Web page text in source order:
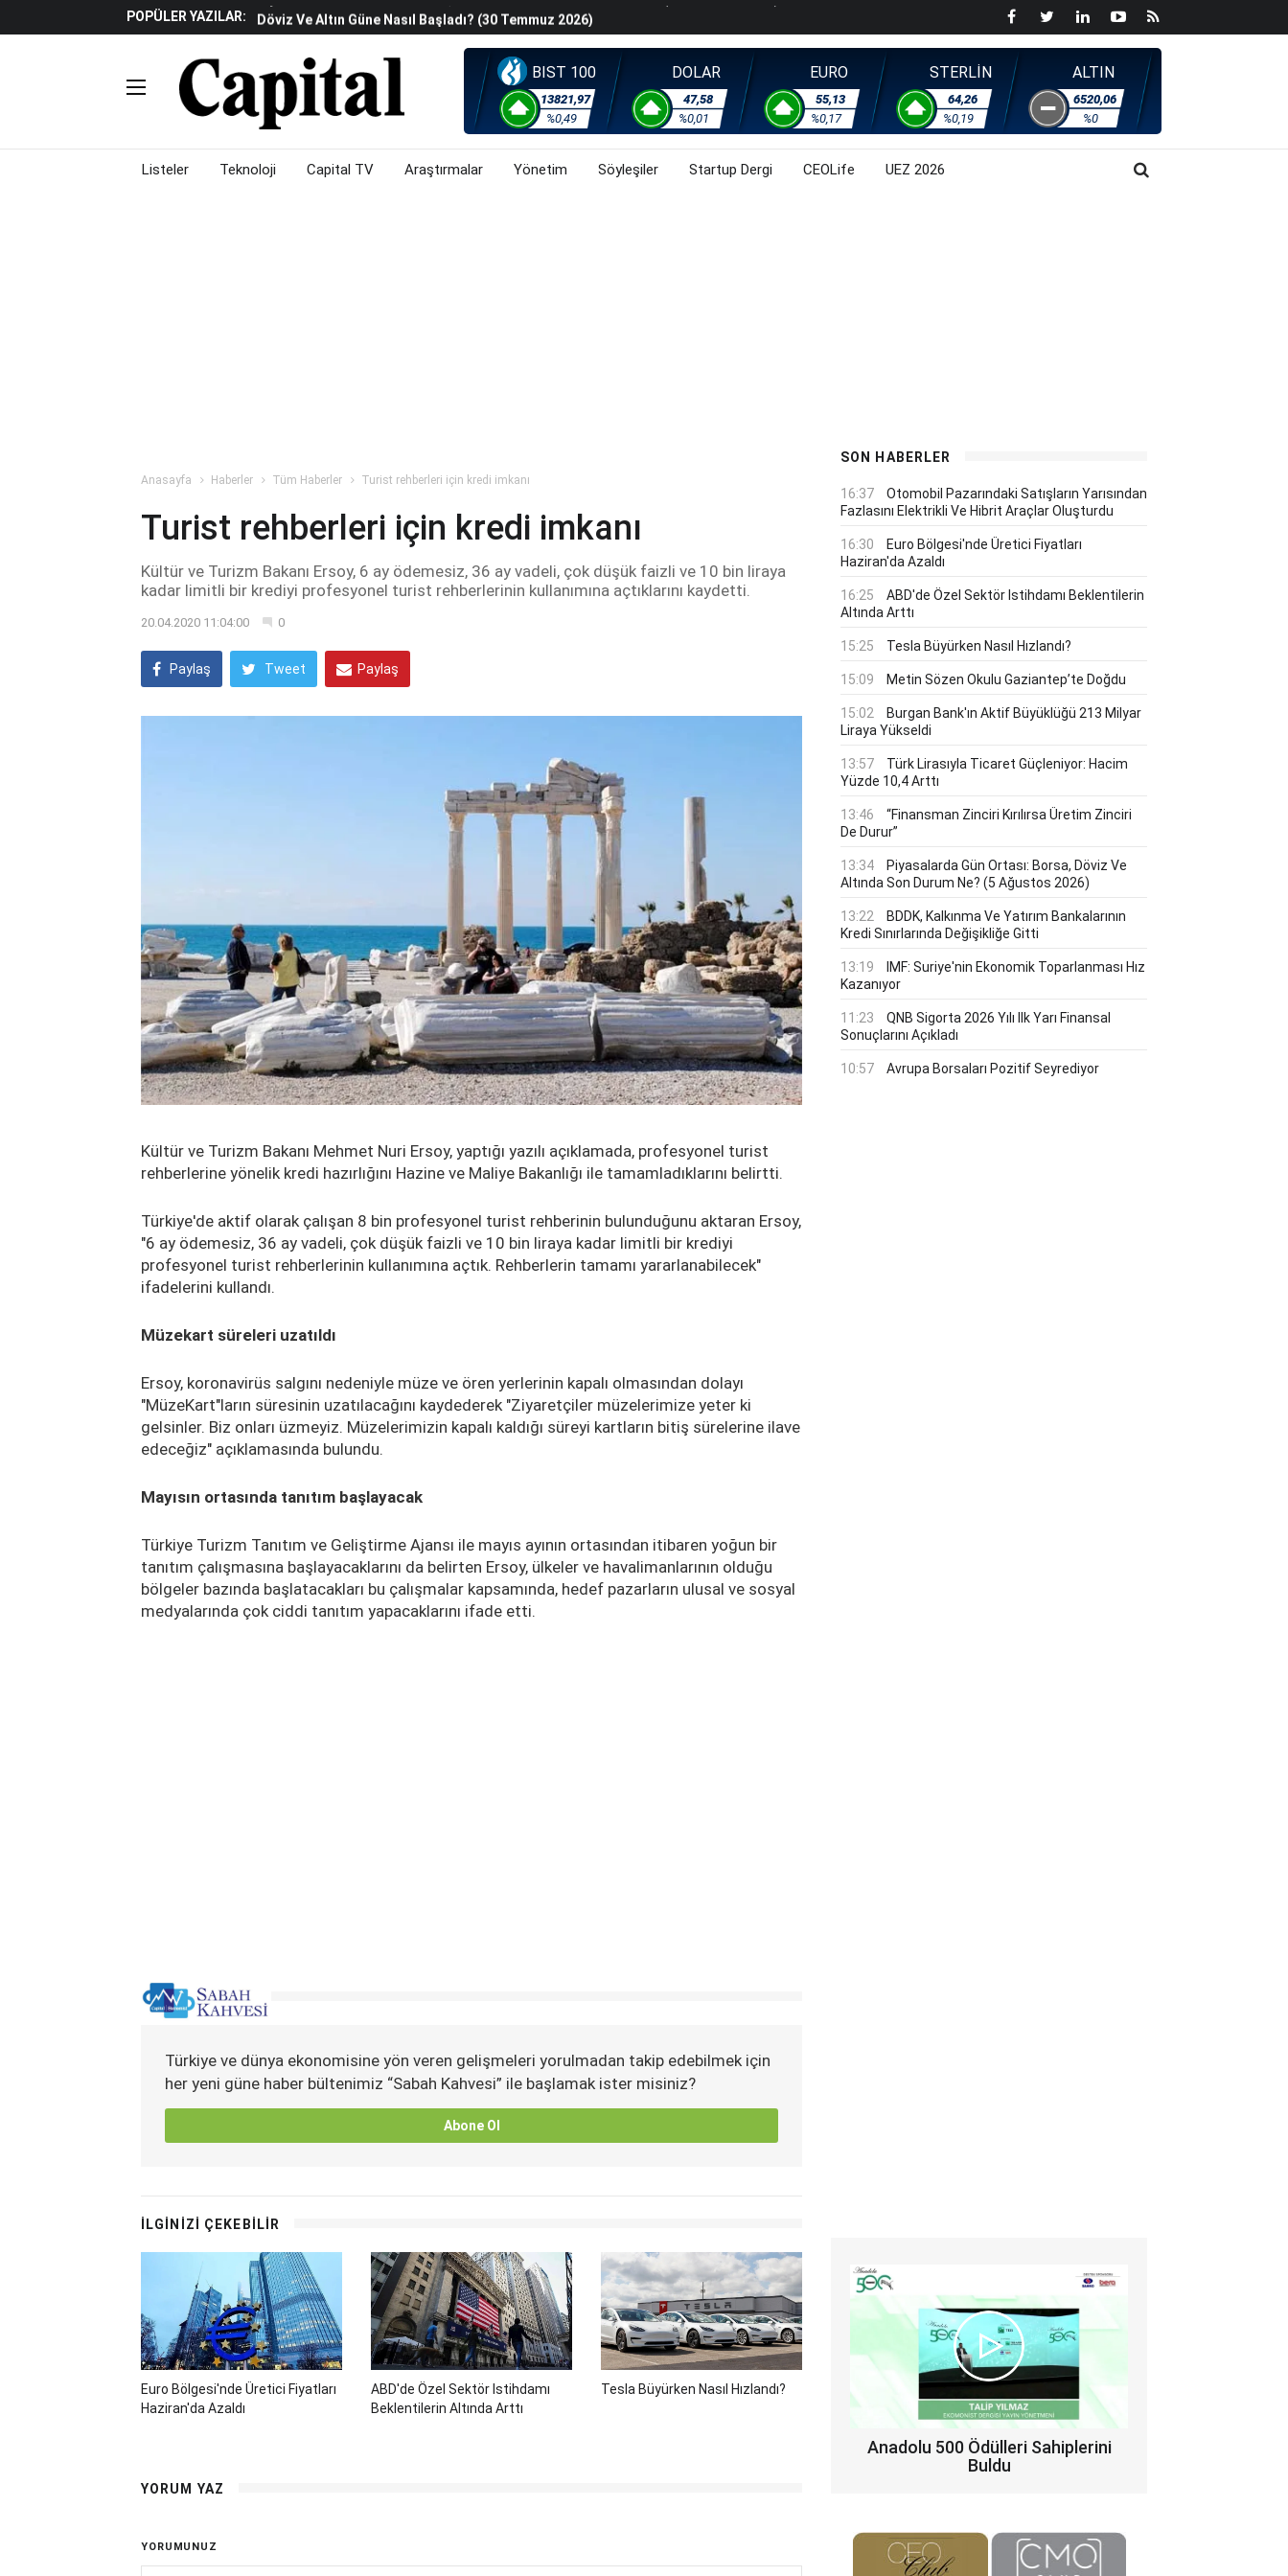
POPÜLER YAZILAR:
Döviz Ve Altın Güne Nasıl Başladı? (30 Temmuz 2026)
Avrupa'da Yatırım Yapmak Isteyenlere Yeni Alternatif: Fransa
Küresel Piyasalarda Fed'e Ilişkin Belirsizlikler Ve Jeopolitik Gerilimlerden Kaynaklı
Satış Baskısı Hakim
Fed Faiz Oranını Sabit Tuttu
Piyasalarda Gün Ortası: Borsa, Döviz Ve Altında Son Durum Ne? (30 Temmuz 2026)
BIST 100
13821,97
%0,49
DOLAR
47,58
%0,01
EURO
55,13
%0,17
STERLİN
64,26
%0,19
ALTIN
6520,06
%0
Listeler Teknoloji Capital TV Araştırmalar Yönetim Söyleşiler Startup Dergi CEOLife UEZ 2026
Anasayfa Haberler Tüm Haberler Turist rehberleri için kredi imkanı
Turist rehberleri için kredi imkanı
Kültür ve Turizm Bakanı Ersoy, 6 ay ödemesiz, 36 ay vadeli, çok düşük faizli ve 10 bin liraya
kadar limitli bir krediyi profesyonel turist rehberlerinin kullanımına açtıklarını kaydetti.
20.04.2020 11:04:00 0
Paylaş Tweet Paylaş
Kültür ve Turizm Bakanı Mehmet Nuri Ersoy, yaptığı yazılı açıklamada, profesyonel turist
rehberlerine yönelik kredi hazırlığını Hazine ve Maliye Bakanlığı ile tamamladıklarını belirtti.
Türkiye'de aktif olarak çalışan 8 bin profesyonel turist rehberinin bulunduğunu aktaran Ersoy,
"6 ay ödemesiz, 36 ay vadeli, çok düşük faizli ve 10 bin liraya kadar limitli bir krediyi
profesyonel turist rehberlerinin kullanımına açtık. Rehberlerin tamamı yararlanabilecek"
ifadelerini kullandı.
Müzekart süreleri uzatıldı
Ersoy, koronavirüs salgını nedeniyle müze ve ören yerlerinin kapalı olmasından dolayı
"MüzeKart"ların süresinin uzatılacağını kaydederek "Ziyaretçiler müzelerimize yeter ki
gelsinler. Biz onları üzmeyiz. Müzelerimizin kapalı kaldığı süreyi kartların bitiş sürelerine ilave
edeceğiz" açıklamasında bulundu.
Mayısın ortasında tanıtım başlayacak
Türkiye Turizm Tanıtım ve Geliştirme Ajansı ile mayıs ayının ortasından itibaren yoğun bir
tanıtım çalışmasına başlayacaklarını da belirten Ersoy, ülkeler ve havalimanlarının olduğu
bölgeler bazında başlatacakları bu çalışmalar kapsamında, hedef pazarların ulusal ve sosyal
medyalarında çok ciddi tanıtım yapacaklarını ifade etti.
Türkiye ve dünya ekonomisine yön veren gelişmeleri yorulmadan takip edebilmek için
her yeni güne haber bültenimiz “Sabah Kahvesi” ile başlamak ister misiniz?
Abone Ol
İLGİNİZİ ÇEKEBİLİR
Euro Bölgesi'nde Üretici Fiyatları
Haziran'da Azaldı
ABD'de Özel Sektör Istihdamı
Beklentilerin Altında Arttı
Tesla Büyürken Nasıl Hızlandı?
YORUM YAZ
YORUMUNUZ
SON HABERLER
16:37
Otomobil Pazarındaki Satışların Yarısından
Fazlasını Elektrikli Ve Hibrit Araçlar Oluşturdu
16:30
Euro Bölgesi'nde Üretici Fiyatları
Haziran'da Azaldı
16:25
ABD'de Özel Sektör Istihdamı Beklentilerin
Altında Arttı
15:25 Tesla Büyürken Nasıl Hızlandı?
15:09 Metin Sözen Okulu Gaziantep’te Doğdu
15:02
Burgan Bank'ın Aktif Büyüklüğü 213 Milyar
Liraya Yükseldi
13:57
Türk Lirasıyla Ticaret Güçleniyor: Hacim
Yüzde 10,4 Arttı
13:46
“Finansman Zinciri Kırılırsa Üretim Zinciri
De Durur”
13:34
Piyasalarda Gün Ortası: Borsa, Döviz Ve
Altında Son Durum Ne? (5 Ağustos 2026)
13:22
BDDK, Kalkınma Ve Yatırım Bankalarının
Kredi Sınırlarında Değişikliğe Gitti
13:19
IMF: Suriye'nin Ekonomik Toparlanması Hız
Kazanıyor
11:23
QNB Sigorta 2026 Yılı Ilk Yarı Finansal
Sonuçlarını Açıkladı
10:57 Avrupa Borsaları Pozitif Seyrediyor
Anadolu 500 Ödülleri Sahiplerini
Buldu